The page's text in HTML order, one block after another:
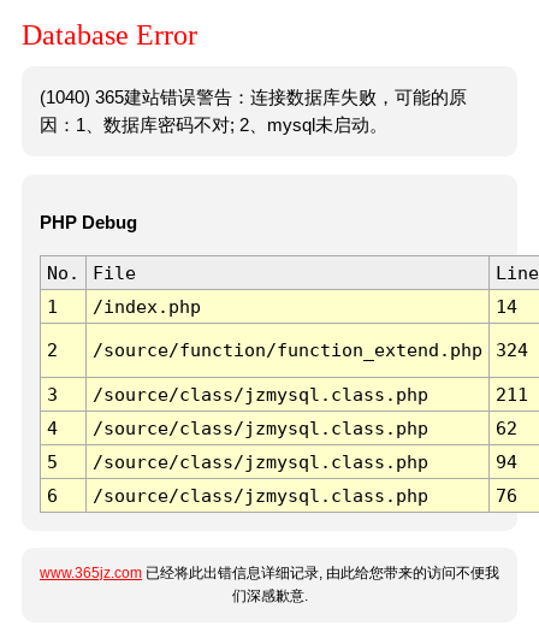
Database Error
(1040) 365建站错误警告：连接数据库失败，可能的原
因：1、数据库密码不对; 2、mysql未启动。
PHP Debug
No. File
Line
1
/index.php 14
2 /source/function/function_extend.php 324
3 /source/class/jzmysql.class.php
211
4
/source/class/jzmysql.class.php
62
5
/source/class/jzmysql.class.php
94
6
/source/class/jzmysql.class.php 76
www.365jz.com 已经将此出错信息详细记录, 由此给您带来的访问不便我
们深感歉意.